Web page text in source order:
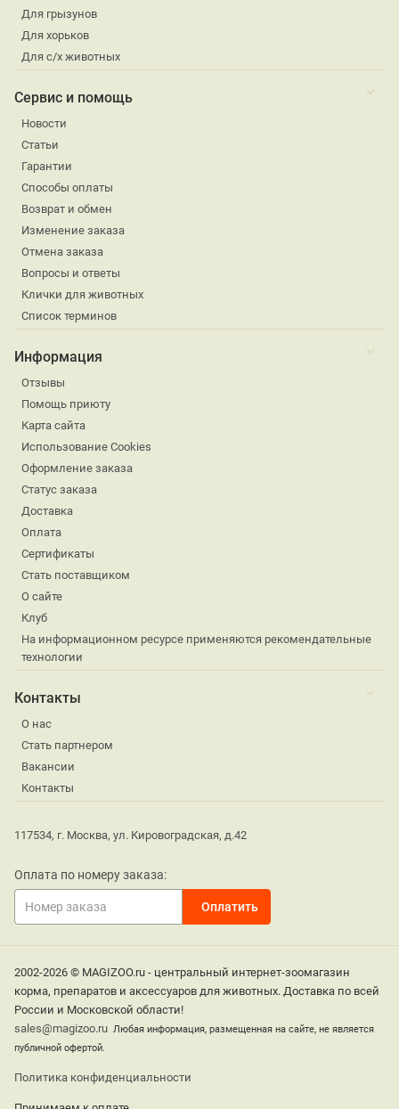
Для грызунов
Для хорьков
Для с/х животных
Сервис и помощь
Новости
Статьи
Гарантии
Способы оплаты
Возврат и обмен
Изменение заказа
Отмена заказа
Вопросы и ответы
Клички для животных
Список терминов
Информация
Отзывы
Помощь приюту
Карта сайта
Использование Cookies
Оформление заказа
Статус заказа
Доставка
Оплата
Сертификаты
Стать поставщиком
О сайте
Клуб
На информационном ресурсе применяются рекомендательные
технологии
Контакты
О нас
Стать партнером
Вакансии
Контакты
117534, г. Москва, ул. Кировоградская, д.42
Оплата по номеру заказа:
2002-2026 © MAGIZOO.ru - центральный интернет-зоомагазин
корма, препаратов и аксессуаров для животных. Доставка по всей
России и Московской области!
sales@magizoo.ru Любая информация, размещенная на сайте, не является
публичной офертой.
Политика конфиденциальности